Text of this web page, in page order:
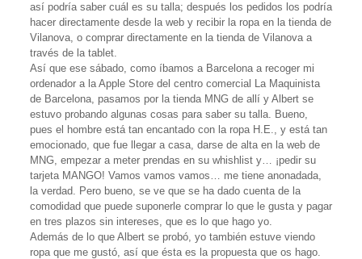
así podría saber cuál es su talla; después los pedidos los podría
hacer directamente desde la web y recibir la ropa en la tienda de
Vilanova, o comprar directamente en la tienda de Vilanova a
través de la tablet.
Así que ese sábado, como íbamos a Barcelona a recoger mi
ordenador a la Apple Store del centro comercial La Maquinista
de Barcelona, pasamos por la tienda MNG de allí y Albert se
estuvo probando algunas cosas para saber su talla. Bueno,
pues el hombre está tan encantado con la ropa H.E., y está tan
emocionado, que fue llegar a casa, darse de alta en la web de
MNG, empezar a meter prendas en su whishlist y… ¡pedir su
tarjeta MANGO! Vamos vamos vamos… me tiene anonadada,
la verdad. Pero bueno, se ve que se ha dado cuenta de la
comodidad que puede suponerle comprar lo que le gusta y pagar
en tres plazos sin intereses, que es lo que hago yo.
Además de lo que Albert se probó, yo también estuve viendo
ropa que me gustó, así que ésta es la propuesta que os hago.